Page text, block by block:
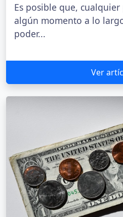
Es posible que,
algún momento a lo
poder...
Ver